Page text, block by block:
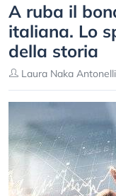
A ruba il
italiana. Lo
della storia
Laura Naka Antonelli